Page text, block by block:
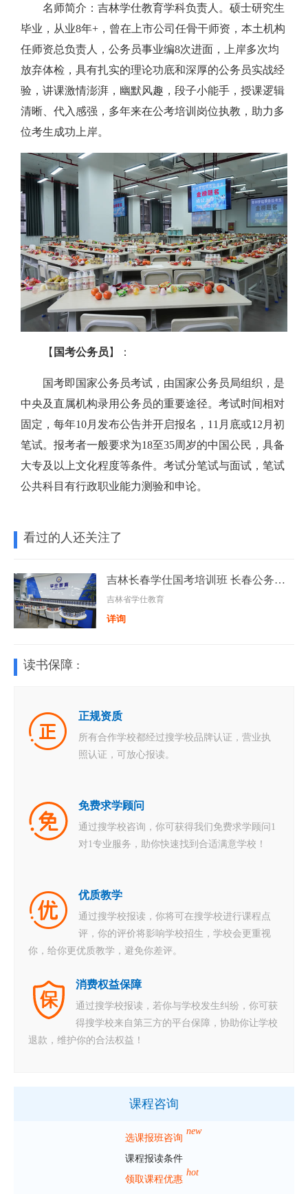
名师简介：吉林学仕教育学科负责人。硕士研究生
毕业，从业8年+，曾在上市公司任骨干师资，本土机构
任师资总负责人，公务员事业编8次进面，上岸多次均
放弃体检，具有扎实的理论功底和深厚的公务员实战经
验，讲课激情澎湃，幽默风趣，段子小能手，授课逻辑
清晰、代入感强，多年来在公考培训岗位执教，助力多
位考生成功上岸。
【 国考公务员 】：
国考即国家公务员考试，由国家公务员局组织，是
中央及直属机构录用公务员的重要途径。考试时间相对
固定，每年10月发布公告并开启报名，11月底或12月初
笔试。报考者一般要求为18至35周岁的中国公民，具备
大专及以上文化程度等条件。考试分笔试与面试，笔试
公共科目有行政职业能力测验和申论。
看过的人还关注了
吉林长春学仕国考培训班 长春公务员考试培训报班
吉林省学仕教育
详询
读书保障 :
正规资质
所有合作学校都经过搜学校品牌认证，营业执
照认证，可放心报读。
免费求学顾问
通过搜学校咨询，你可获得我们免费求学顾问1
对1专业服务，助你快速找到合适满意学校！
优质教学
通过搜学校报读，你将可在搜学校进行课程点
评，你的评价将影响学校招生，学校会更重视
你，给你更优质教学，避免你差评。
消费权益保障
通过搜学校报读，若你与学校发生纠纷，你可获
得搜学校来自第三方的平台保障，协助你让学校
退款，维护你的合法权益！
课程咨询
选课报班咨询
new
课程报读条件
领取课程优惠
hot